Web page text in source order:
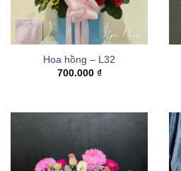
Hoa hồng – L32
700.000 ₫